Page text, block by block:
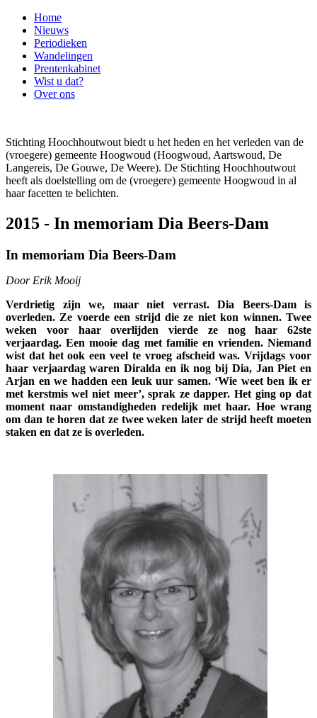
Home
Nieuws
Periodieken
Wandelingen
Prentenkabinet
Wist u dat?
Over ons
Stichting Hoochhoutwout biedt u het heden en het verleden van de
(vroegere) gemeente Hoogwoud (Hoogwoud, Aartswoud, De
Langereis, De Gouwe, De Weere). De Stichting Hoochhoutwout
heeft als doelstelling om de (vroegere) gemeente Hoogwoud in al
haar facetten te belichten.
2015 - In memoriam Dia Beers-Dam
In memoriam Dia Beers-Dam
Door Erik Mooij
Verdrietig zijn we, maar niet verrast. Dia Beers-Dam is
overleden. Ze voerde een strijd die ze niet kon winnen. Twee
weken voor haar overlijden vierde ze nog haar 62ste
verjaardag. Een mooie dag met familie en vrienden. Niemand
wist dat het ook een veel te vroeg afscheid was. Vrijdags voor
haar verjaardag waren Diralda en ik nog bij Dia, Jan Piet en
Arjan en we hadden een leuk uur samen. ‘Wie weet ben ik er
met kerstmis wel niet meer’, sprak ze dapper. Het ging op dat
moment naar omstandigheden redelijk met haar. Hoe wrang
om dan te horen dat ze twee weken later de strijd heeft moeten
staken en dat ze is overleden.